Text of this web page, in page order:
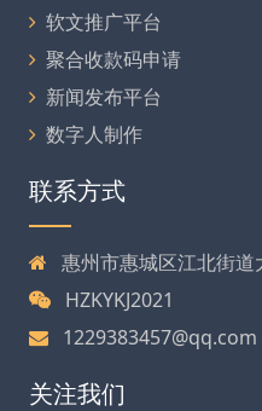
软文推广平台
聚合收款码申请
新闻发布平台
数字人制作
联系方式
惠州市惠城区江北街
HZKYKJ2021
1229383457@qq.com
关注我们